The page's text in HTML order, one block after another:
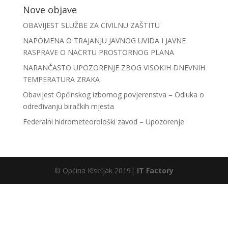
Nove objave
OBAVIJEST SLUŽBE ZA CIVILNU ZAŠTITU
NAPOMENA O TRAJANJU JAVNOG UVIDA I JAVNE
RASPRAVE O NACRTU PROSTORNOG PLANA
NARANČASTO UPOZORENJE ZBOG VISOKIH DNEVNIH
TEMPERATURA ZRAKA
Obavijest Općinskog izbornog povjerenstva – Odluka o
određivanju biračkih mjesta
Federalni hidrometeorološki zavod – Upozorenje
© Općina Kiseljak 2019| IT Factory